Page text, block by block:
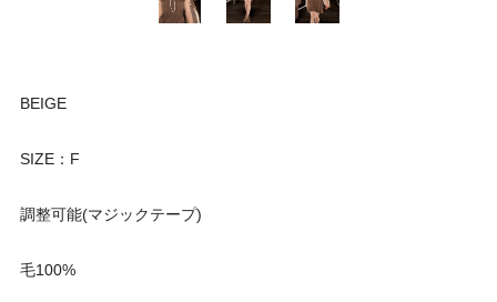
BEIGE
SIZE：F
調整可能(マジックテープ)
毛100%